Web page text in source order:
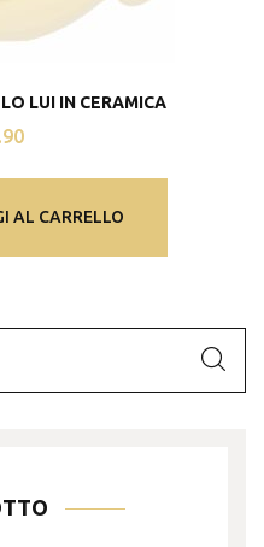
LUI IN CERAMICA
AL CARRELLO